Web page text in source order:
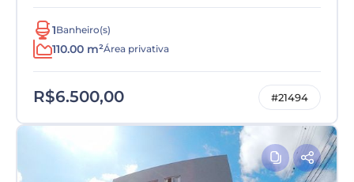
1Banheiro(s)
110.00 m²Área privativa
R$6.500,00 #21494